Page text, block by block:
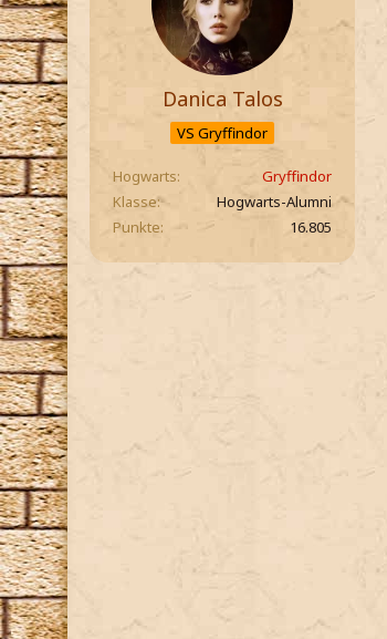
Danica Talos
VS Gryffindor
Hogwarts
Gryffindor
Klasse
Hogwarts-Alumni
Punkte
16.805